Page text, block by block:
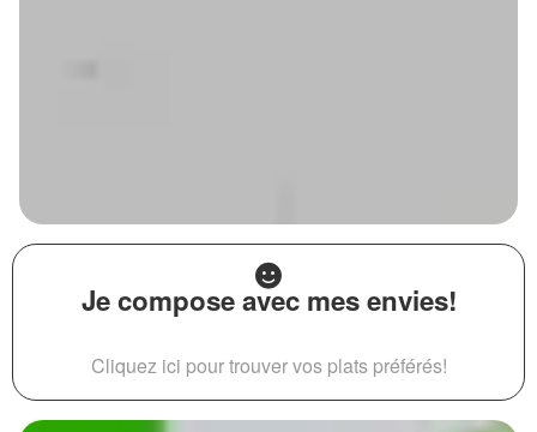
Je compose avec mes envies!
Cliquez ici pour trouver vos plats préférés!